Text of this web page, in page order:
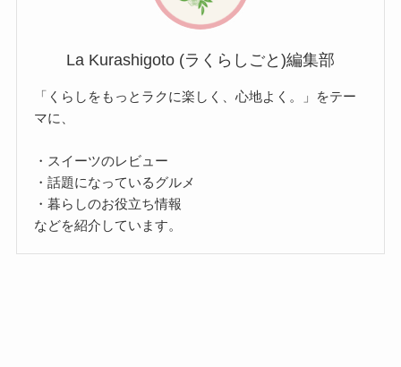
La Kurashigoto (ラくらしごと)編集部
「くらしをもっとラクに楽しく、心地よく。」をテー
マに、
・スイーツのレビュー
・話題になっているグルメ
・暮らしのお役立ち情報
などを紹介しています。